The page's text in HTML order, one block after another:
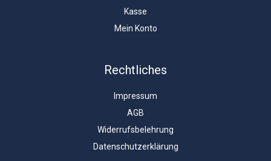
Kasse
Mein Konto
Rechtliches
Impressum
AGB
Widerrufsbelehrung
Datenschutzerklärung